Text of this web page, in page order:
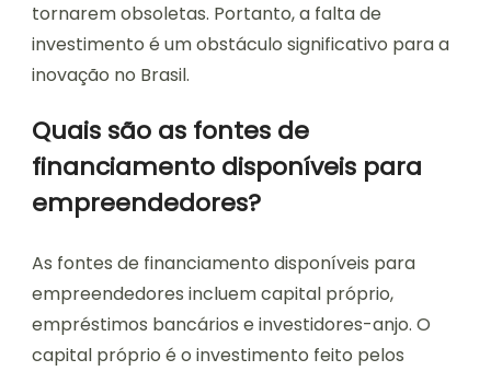
tornarem obsoletas. Portanto, a falta de
investimento é um obstáculo significativo para a
inovação no Brasil.
Quais são as fontes de
financiamento disponíveis para
empreendedores?
As fontes de financiamento disponíveis para
empreendedores incluem capital próprio,
empréstimos bancários e investidores-anjo. O
capital próprio é o investimento feito pelos